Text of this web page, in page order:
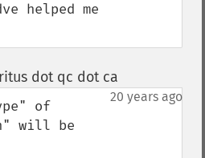
helped me
dot qc dot ca
20 years ago
of
will be